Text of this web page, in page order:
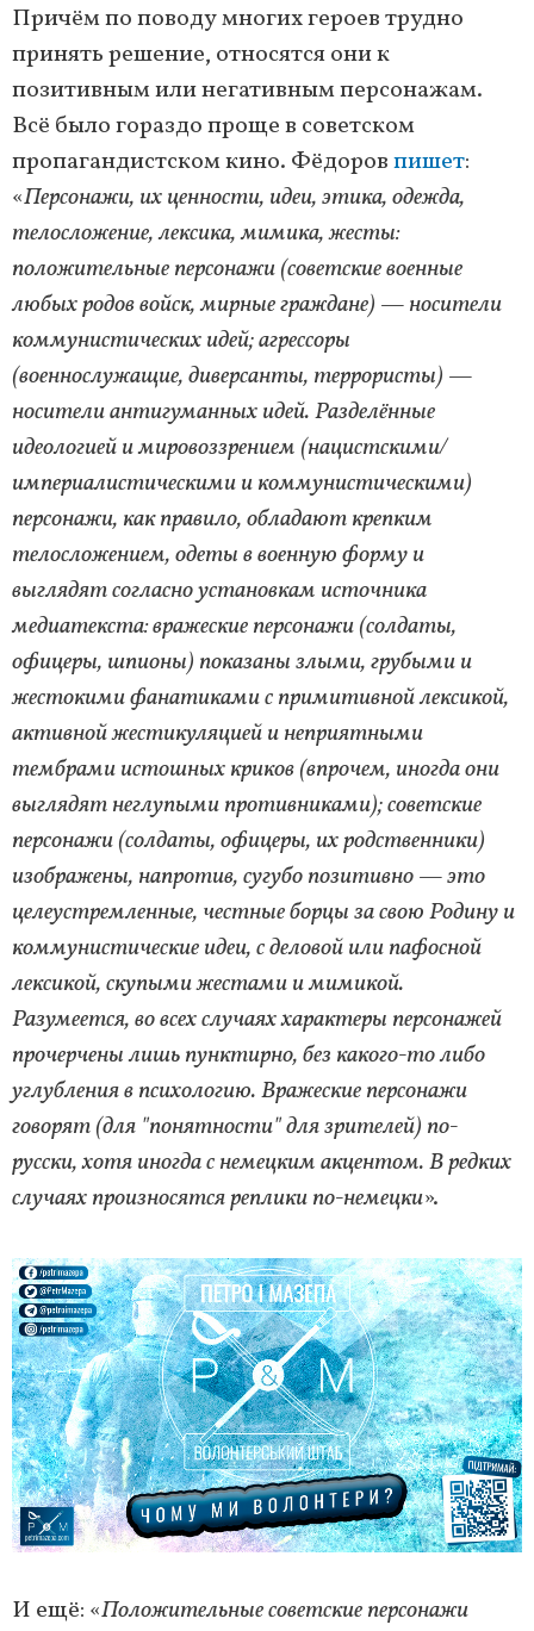
Причём по поводу многих героев трудно
принять решение, относятся они к
позитивным или негативным персонажам.
Всё было гораздо проще в советском
пропагандистском кино. Фёдоровпишет:
«Персонажи, их ценности, идеи, этика, одежда,
телосложение, лексика, мимика, жесты:
положительные персонажи (советские военные
любых родов войск, мирные граждане) — носители
коммунистических идей; агрессоры
(военнослужащие, диверсанты, террористы) —
носители антигуманных идей. Разделённые
идеологией и мировоззрением (нацистскими/
империалистическими и коммунистическими)
персонажи, как правило, обладают крепким
телосложением, одеты в военную форму и
выглядят согласно установкам источника
медиатекста: вражеские персонажи (солдаты,
офицеры, шпионы) показаны злыми, грубыми и
жестокими фанатиками с примитивной лексикой,
активной жестикуляцией и неприятными
тембрами истошных криков (впрочем, иногда они
выглядят неглупыми противниками); советские
персонажи (солдаты, офицеры, их родственники)
изображены, напротив, сугубо позитивно — это
целеустремленные, честные борцы за свою Родину и
коммунистические идеи, с деловой или пафосной
лексикой, скупыми жестами и мимикой.
Разумеется, во всех случаях характеры персонажей
прочерчены лишь пунктирно, без какого-то либо
углубления в психологию. Вражеские персонажи
говорят (для "понятности" для зрителей) по-
русски, хотя иногда с немецким акцентом. В редких
случаях произносятся реплики по-немецки».
И ещё: «Положительные советские персонажи